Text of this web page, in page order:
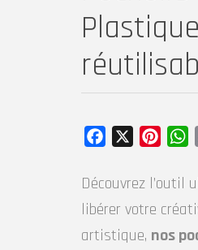
Facebook
Découvrez l’outil
libérer votre
artistique, nos